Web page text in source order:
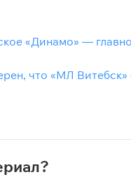
«Динамо» —
что «МЛ